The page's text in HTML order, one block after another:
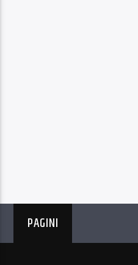
PAGINI